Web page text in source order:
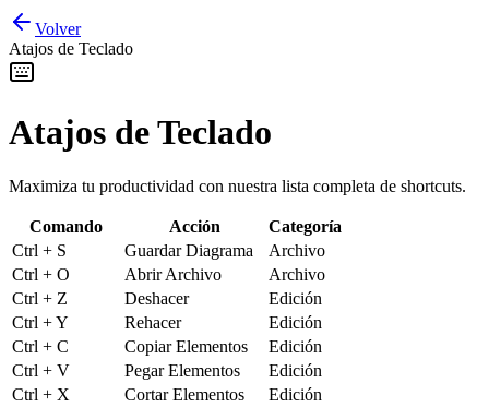
Volver
Atajos de Teclado
Atajos de Teclado
Maximiza tu productividad con nuestra lista completa de shortcuts.
Comando Acción
Categoría
Ctrl + S
Guardar Diagrama
Archivo
Ctrl + O
Abrir Archivo
Archivo
Ctrl + Z
Deshacer
Edición
Ctrl + Y
Rehacer
Edición
Ctrl + C
Copiar Elementos
Edición
Ctrl + V
Pegar Elementos
Edición
Ctrl + X
Cortar Elementos
Edición